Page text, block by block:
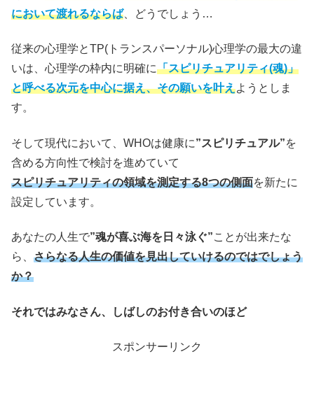
において渡れるならば、どうでしょう…
従来の心理学とTP(トランスパーソナル)心理学の最大の違
いは、心理学の枠内に明確に「スピリチュアリティ(魂)」
と呼べる次元を中心に据え、その願いを叶えようとしま
す。
そして現代において、WHOは健康に”スピリチュアル”を
含める方向性で検討を進めていて
スピリチュアリティの領域を測定する8つの側面を新たに
設定しています。
あなたの人生で”魂が喜ぶ海を日々泳ぐ”ことが出来たな
ら、 さらなる人生の価値を見出していけるのではでしょう
か？
それではみなさん、しばしのお付き合いのほど
スポンサーリンク